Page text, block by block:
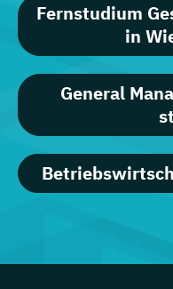
Fernstudium
in
General